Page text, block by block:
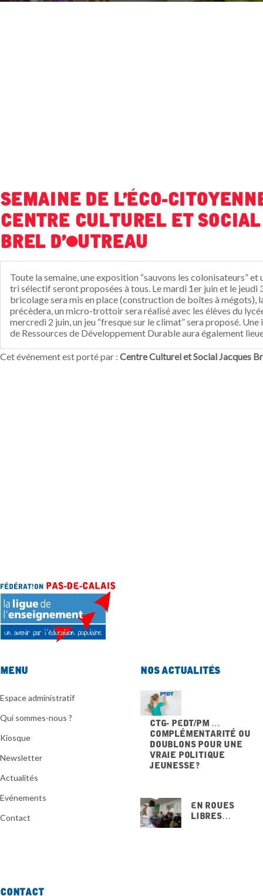
Semaine de l'éco-
Centre Culturel et Social
Brel d'Outreau
Toute la semaine, une exposition “sauvons les colonisateurs” et
tri sélectif seront proposées à tous. Le mardi 1er juin et le jeudi
bricolage sera mis en place (construction de boîtes à mégots),
précèdera, un micro-trottoir sera réalisé avec les élèves du
mercredi 2 juin, un jeu “fresque sur le climat” sera proposé.
de Ressources de Développement Durable aura également
Cet événement est porté par : Centre Culturel et Social Jacques
Menu
Espace administratif
Qui sommes-nous ?
Kiosque
Newsletter
Actualités
Evénements
Contact
Nos actualités
CTG- PEdT/PM …
Complémentarité ou
doublons pour une
vraie politique
jeunesse ?
En Roues
Libres…
Contact